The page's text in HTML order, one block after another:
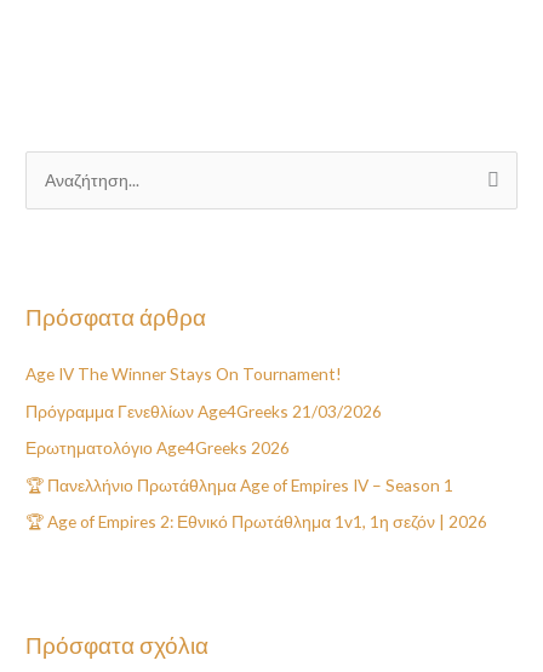
ή
η
σ
η
γ
ι
Πρόσφατα άρθρα
Age IV The Winner Stays On Tournament!
Πρόγραμμα Γενεθλίων Age4Greeks 21/03/2026
Ερωτηματολόγιο Age4Greeks 2026
🏆 Πανελλήνιο Πρωτάθλημα Age of Empires IV – Season 1
🏆 Age of Empires 2: Εθνικό Πρωτάθλημα 1v1, 1η σεζόν | 2026
Πρόσφατα σχόλια